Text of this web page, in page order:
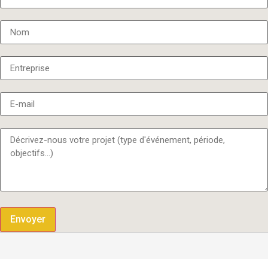
Envoyer